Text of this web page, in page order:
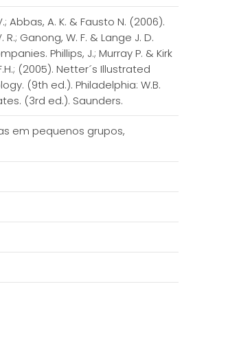
Abbas, A. K. & Fausto N. (2006).
Ganong, W. F. & Lange J. D.
Phillips, J.; Murray P. & Kirk
(2005). Netter´s Illustrated
(9th ed.). Philadelphia: W.B.
(3rd ed.). Saunders.
em pequenos grupos,